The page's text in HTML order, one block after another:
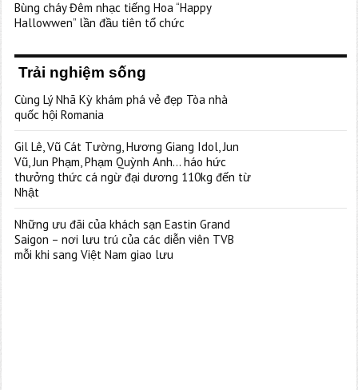
Bùng cháy Đêm nhạc tiếng Hoa “Happy
Hallowwen” lần đầu tiên tổ chức
Trải nghiệm sống
Cùng Lý Nhã Kỳ khám phá vẻ đẹp Tòa nhà
quốc hội Romania
Gil Lê, Vũ Cát Tường, Hương Giang Idol, Jun
Vũ, Jun Phạm, Phạm Quỳnh Anh… háo hức
thưởng thức cá ngừ đại dương 110kg đến từ
Nhật
Những ưu đãi của khách sạn Eastin Grand
Saigon – nơi lưu trú của các diễn viên TVB
mỗi khi sang Việt Nam giao lưu